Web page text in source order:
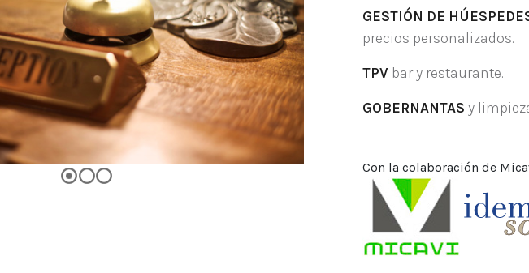
GESTIÓN DE
precios personalizados.
TPVbar y restaurante.
GOBERNANTAS y
Con la colaboración de